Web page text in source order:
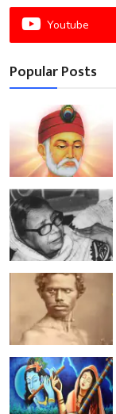
Youtube
Popular Posts